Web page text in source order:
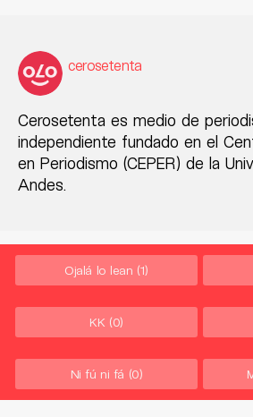
cerosetenta
Cerosetenta es medio de
independiente fundado en el
en Periodismo (CEPER) de la
Andes.
Ojalá lo lean (1)
KK (0)
Ni fú ni fá (0)